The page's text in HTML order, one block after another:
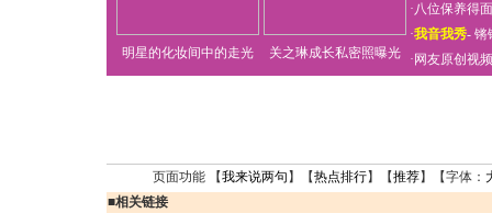
明星的化妆间中的走光 关之琳成长私密照曝光
·八位保养得
·我音我秀- 锵
· 网友原创视
页面功能 【我来说两句 】【热点排行】【推荐】【字体：
■相关链接